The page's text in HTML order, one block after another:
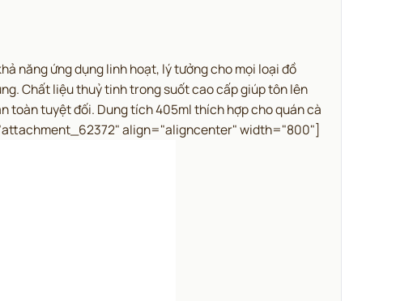
năng ứng dụng linh hoạt, lý tưởng cho mọi loại đồ
Chất liệu thuỷ tinh trong suốt cao cấp giúp tôn lên
toàn tuyệt đối. Dung tích 405ml thích hợp cho quán cà
align="aligncenter" width="800"]